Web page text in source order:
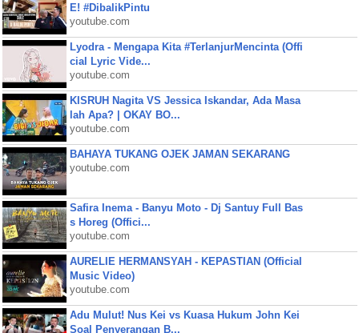
E! #DibalikPintu
youtube.com
Lyodra - Mengapa Kita #TerlanjurMencinta (Offi
cial Lyric Vide...
youtube.com
KISRUH Nagita VS Jessica Iskandar, Ada Masa
lah Apa? | OKAY BO...
youtube.com
BAHAYA TUKANG OJEK JAMAN SEKARANG
youtube.com
Safira Inema - Banyu Moto - Dj Santuy Full Bas
s Horeg (Offici...
youtube.com
AURELIE HERMANSYAH - KEPASTIAN (Official
Music Video)
youtube.com
Adu Mulut! Nus Kei vs Kuasa Hukum John Kei
Soal Penyerangan B...